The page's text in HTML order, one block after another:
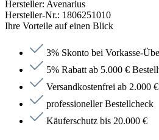
Hersteller: Avenarius
Hersteller-Nr.: 1806251010
Ihre Vorteile auf einen Blick
3% Skonto bei Vorkasse-
5% Rabatt ab 5.000 €
Versandkostenfrei ab 2.000
professioneller Bestellcheck
Käuferschutz bis 20.000 €